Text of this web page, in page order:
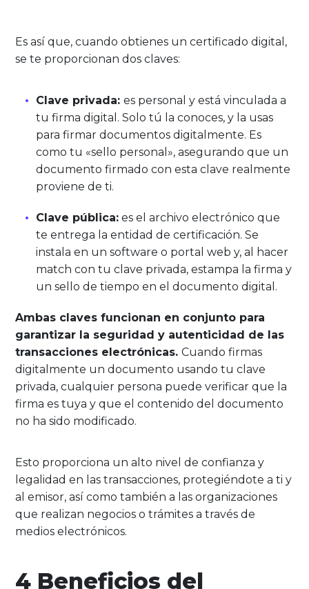
Es así que, cuando obtienes un certificado digital,
se te proporcionan dos claves:
Clave privada:es personal y está vinculada a
tu firma digital. Solo tú la conoces, y la usas
para firmar documentos digitalmente. Es
como tu «sello personal», asegurando que un
documento firmado con esta clave realmente
proviene de ti.
Clave pública: es el archivo electrónico que
te entrega la entidad de certificación. Se
instala en un software o portal web y, al hacer
match con tu clave privada, estampa la firma y
un sello de tiempo en el documento digital.
Ambas claves funcionan en conjunto para
garantizar la seguridad y autenticidad de las
transacciones electrónicas.Cuando firmas
digitalmente un documento usando tu clave
privada, cualquier persona puede verificar que la
firma es tuya y que el contenido del documento
no ha sido modificado.
Esto proporciona un alto nivel de confianza y
legalidad en las transacciones, protegiéndote a ti y
al emisor, así como también a las organizaciones
que realizan negocios o trámites a través de
medios electrónicos.
4 Beneficios del